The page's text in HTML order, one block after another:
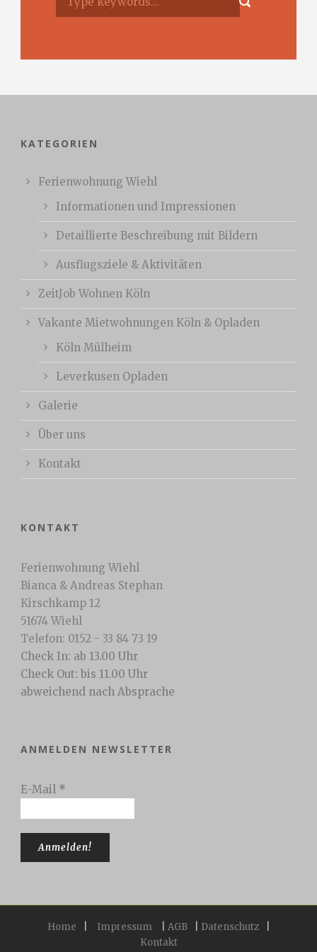
KATEGORIEN
Ferienwohnung Wiehl
Informationen und Impressionen
Detaillierte Beschreibung mit Bildern
Ausflugsziele & Aktivitäten
ZeitJob Wohnen Köln
Vakante Mietwohnungen Köln & Opladen
Köln Mülheim
Leverkusen Opladen
Galerie
Über uns
Kontakt
KONTAKT
Ferienwohnung Wiehl
Bianca & Andreas Stephan
Kirschkamp 12
51674 Wiehl
Telefon: 0152 - 33 84 73 19
Check In: ab 13.00 Uhr
Check Out: bis 11.00 Uhr
abweichend nach Absprache
ANMELDEN NEWSLETTER
E-Mail *
Home Impressum AGB Datenschutz
Kontakt